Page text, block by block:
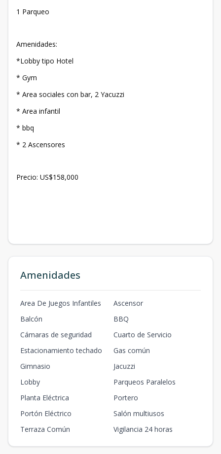
1 Parqueo
Amenidades:
*Lobby tipo Hotel
* Gym
* Area sociales con bar, 2 Yacuzzi
* Area infantil
* bbq
* 2 Ascensores
Precio: US$158,000
Amenidades
Area De Juegos Infantiles
Ascensor
Balcón
BBQ
Cámaras de seguridad
Cuarto de Servicio
Estacionamiento techado
Gas común
Gimnasio
Jacuzzi
Lobby
Parqueos Paralelos
Planta Eléctrica
Portero
Portón Eléctrico
Salón multiusos
Terraza Común
Vigilancia 24 horas